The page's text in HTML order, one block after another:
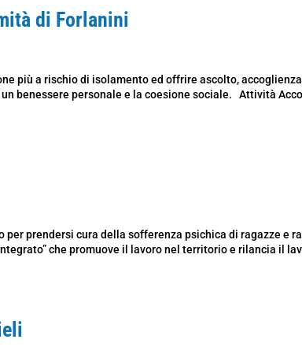
di Forlanini
più a rischio di isolamento ed offrire ascolto,
benessere personale e la coesione sociale. Attività
per prendersi cura della sofferenza psichica di ragazze e
che promuove il lavoro nel territorio e rilancia il